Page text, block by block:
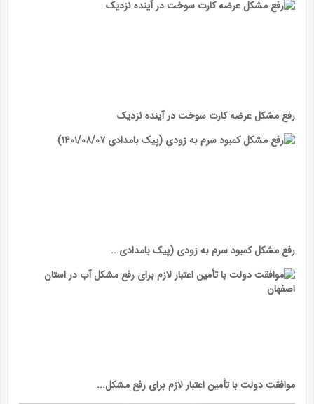
رفع مشکل عرضه کارت سوخت در آینده نزدیک
رفع مشکل کمبود سرم به زودی (پیک بامدادی...
موافقت دولت با تأمین اعتبار لازم برای رفع مشکل...